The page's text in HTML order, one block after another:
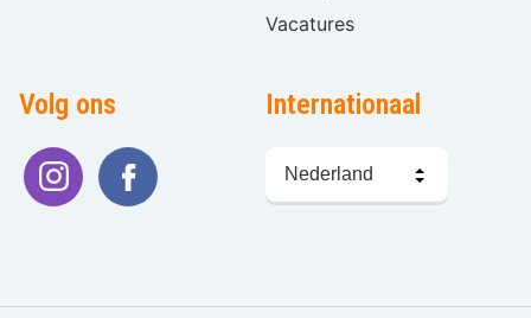
Vacatures
Volg ons Internationaal
kiezen